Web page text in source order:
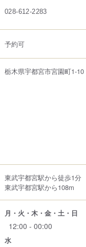
028-612-2283
予約可
栃木県宇都宮市宮園町1-10
東武宇都宮駅から徒歩1分
東武宇都宮駅から108m
月・火・木・金・土・日
12:00 - 00:00
水